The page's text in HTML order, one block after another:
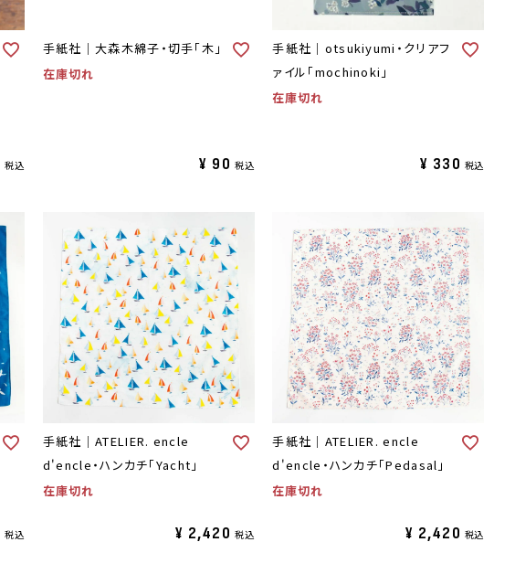
税込
手紙社｜大森木綿子・切手「木」
在庫切れ
¥ 90 税込
手紙社｜otsukiyumi・クリアフ
ァイル「mochinoki」
在庫切れ
¥ 330 税込
税込
手紙社｜ATELIER. encle
d'encle・ハンカチ「Yacht」
在庫切れ
¥ 2,420 税込
手紙社｜ATELIER. encle
d'encle・ハンカチ「Pedasal」
在庫切れ
¥ 2,420 税込